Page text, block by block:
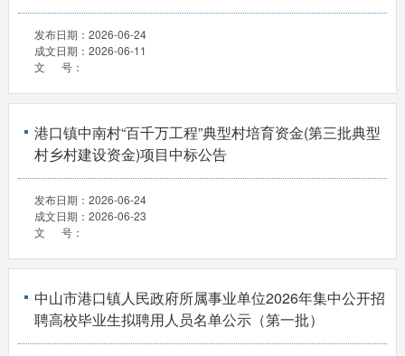
发布日期： 2026-06-24
成文日期： 2026-06-11
文 号：
港口镇中南村“百千万工程”典型村培育资金(第三批典型
村乡村建设资金)项目中标公告
发布日期： 2026-06-24
成文日期： 2026-06-23
文 号：
中山市港口镇人民政府所属事业单位2026年集中公开招
聘高校毕业生拟聘用人员名单公示（第一批）